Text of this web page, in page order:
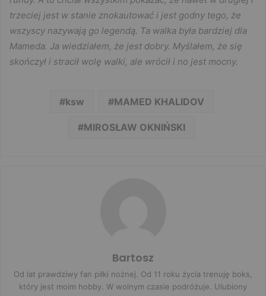
trzeciej jest w stanie znokautować i jest godny tego, że
wszyscy nazywają go legendą. Ta walka była bardziej dla
Mameda. Ja wiedziałem, że jest dobry. Myślałem, że się
skończył i stracił wolę walki, ale wrócił i no jest mocny.
ksw MAMED KHALIDOV
MIROSŁAW OKNIŃSKI
Bartosz
Od lat prawdziwy fan piłki nożnej. Od 11 roku życia trenuję boks,
który jest moim hobby. W wolnym czasie podróżuje. Ulubiony